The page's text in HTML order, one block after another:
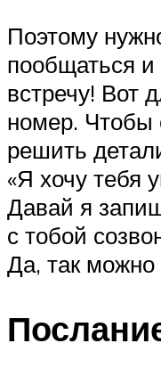
Поэтому
пообщаться
встречу! Вот
номер. Чтобы
решить
«Я хочу тебя
Давай я
с тобой
Да, так